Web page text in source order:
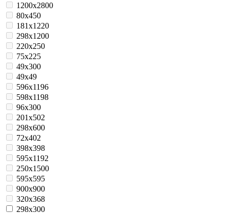
1200х2800
80х450
181х1220
298х1200
220х250
75x225
49x300
49x49
596х1196
598х1198
96x300
201х502
298x600
72x402
398x398
595x1192
250x1500
595x595
900x900
320x368
298x300